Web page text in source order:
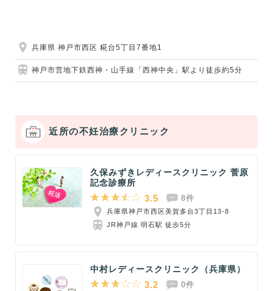
兵庫県 神戸市西区 糀台5丁目7番地1
神戸市営地下鉄西神・山手線「西神中央」駅より徒歩約5分
近所の不妊治療クリニック
久保みずきレディースクリニック 菅原
記念診療所
3.5 8件
兵庫県神戸市西区美賀多台3丁目13-8
JR神戸線 明石駅 徒歩5分
中村レディースクリニック（兵庫県）
3.2 0件